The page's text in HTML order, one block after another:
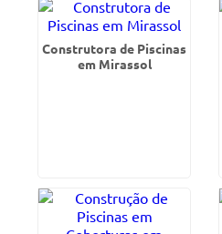
Construtora de Piscinas
em Mirassol